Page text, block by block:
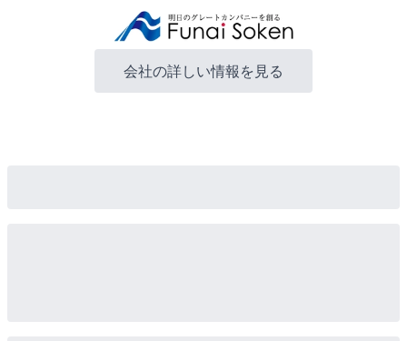
会社の詳しい情報を見る